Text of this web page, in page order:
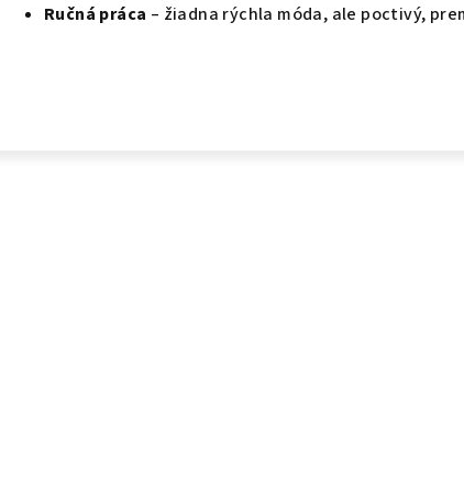
Ručná práca – žiadna rýchla móda, ale poctivý,